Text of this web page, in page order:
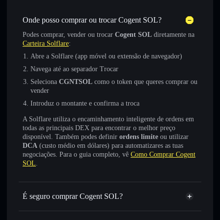
Onde posso comprar ou trocar Cogent SOL?
Podes comprar, vender ou trocar Cogent SOL diretamente na
Carteira Solflare:
Abre a Solflare (app móvel ou extensão de navegador)
Navega até ao separador Trocar
Seleciona CGNTSOL como o token que queres comprar ou
vender
Introduz o montante e confirma a troca
A Solflare utiliza o encaminhamento inteligente de ordens em
todas as principais DEX para encontrar o melhor preço
disponível. Também podes definir ordens limite ou utilizar
DCA (custo médio em dólares) para automatizares as tuas
negociações. Para o guia completo, vê Como Comprar Cogent
SOL.
É seguro comprar Cogent SOL?
Cogent SOL token verificado